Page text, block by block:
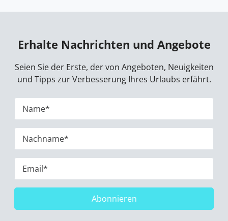
Erhalte Nachrichten und Angebote
Seien Sie der Erste, der von Angeboten, Neuigkeiten
und Tipps zur Verbesserung Ihres Urlaubs erfährt.
Abonnieren